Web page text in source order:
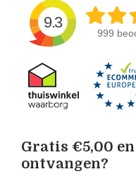
9.3
999
Gratis €5,00
ontvangen?